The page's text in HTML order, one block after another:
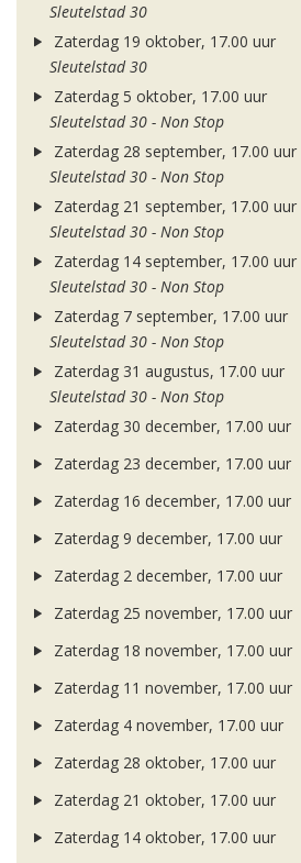
Sleutelstad 30
Zaterdag 19 oktober, 17.00 uur
Sleutelstad 30
Zaterdag 5 oktober, 17.00 uur
Sleutelstad 30 - Non Stop
Zaterdag 28 september, 17.00 uur
Sleutelstad 30 - Non Stop
Zaterdag 21 september, 17.00 uur
Sleutelstad 30 - Non Stop
Zaterdag 14 september, 17.00 uur
Sleutelstad 30 - Non Stop
Zaterdag 7 september, 17.00 uur
Sleutelstad 30 - Non Stop
Zaterdag 31 augustus, 17.00 uur
Sleutelstad 30 - Non Stop
Zaterdag 30 december, 17.00 uur
Zaterdag 23 december, 17.00 uur
Zaterdag 16 december, 17.00 uur
Zaterdag 9 december, 17.00 uur
Zaterdag 2 december, 17.00 uur
Zaterdag 25 november, 17.00 uur
Zaterdag 18 november, 17.00 uur
Zaterdag 11 november, 17.00 uur
Zaterdag 4 november, 17.00 uur
Zaterdag 28 oktober, 17.00 uur
Zaterdag 21 oktober, 17.00 uur
Zaterdag 14 oktober, 17.00 uur